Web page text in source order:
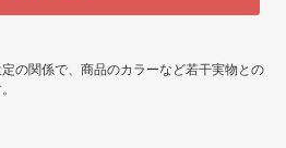
の関係で、商品のカラーなど若干実物との